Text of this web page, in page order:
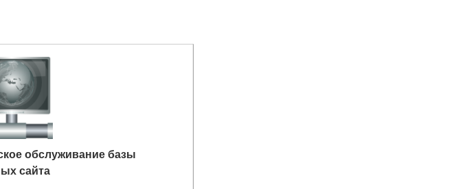
обслуживание базы
сайта